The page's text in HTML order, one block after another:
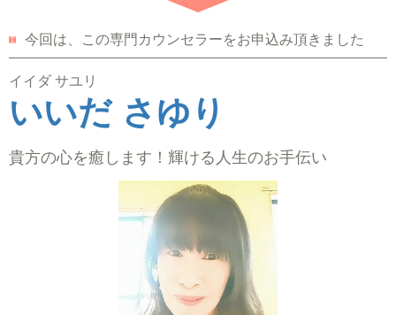
今回は、この専門カウンセラーをお申込み頂きました
イイダ サユリ
いいだ さゆり
貴方の心を癒します！輝ける人生のお手伝い